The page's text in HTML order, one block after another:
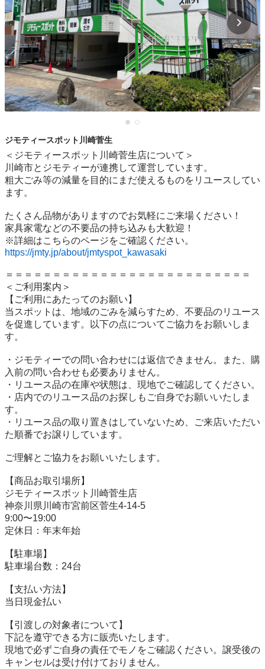
ジモティースポット川崎菅生
＜ジモティースポット川崎菅生店について＞
川崎市とジモティーが連携して運営しています。
粗⼤ごみ等の減量を⽬的にまだ使えるものをリユースしてい
ます。
たくさん品物がありますのでお気軽にご来場ください！
家具家電などの不要品の持ち込みも大歓迎！
https://jmty.jp/about/jmtyspot_kawasaki
＝＝＝＝＝＝＝＝＝＝＝＝＝＝＝＝＝＝＝＝＝＝＝＝＝＝
＜ご利用案内＞
【ご利用にあたってのお願い】
当スポットは、地域のごみを減らすため、不要品のリユース
を促進しています。以下の点についてご協力をお願いしま
す。
・ジモティーでの問い合わせには返信できません。また、購
入前の問い合わせも必要ありません。
・リユース品の在庫や状態は、現地でご確認してください。
・店内でのリユース品のお探しもご自身でお願いいたしま
す。
・リユース品の取り置きはしていないため、ご来店いただい
た順番でお譲りしています。
ご理解とご協力をお願いいたします。
【商品お取引場所】
ジモティースポット川崎菅生店
神奈川県川崎市宮前区菅生4-14-5
9:00〜19:00
定休日：年末年始
【駐⾞場】
駐車場台数：24台
【⽀払い⽅法】
当日現金払い
【引渡しの対象者について】
下記を遵守できる⽅に販売いたします。
現地で必ずご⾃⾝の責任でモノをご確認ください。譲受後の
キャンセルは受け付けておりません。